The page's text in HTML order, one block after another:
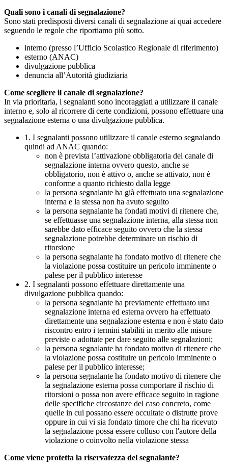
Quali sono i canali di segnalazione?
Sono stati predisposti diversi canali di segnalazione ai quai accedere
seguendo le regole che riportiamo più sotto.
interno (presso l’Ufficio Scolastico Regionale di riferimento)
esterno (ANAC)
divulgazione pubblica
denuncia all’Autorità giudiziaria
Come scegliere il canale di segnalazione?
In via prioritaria, i segnalanti sono incoraggiati a utilizzare il canale
interno e, solo al ricorrere di certe condizioni, possono effettuare una
segnalazione esterna o una divulgazione pubblica.
1. I segnalanti possono utilizzare il canale esterno segnalando
quindi ad ANAC quando:
non è prevista l’attivazione obbligatoria del canale di
segnalazione interna ovvero questo, anche se
obbligatorio, non è attivo o, anche se attivato, non è
conforme a quanto richiesto dalla legge
la persona segnalante ha già effettuato una segnalazione
interna e la stessa non ha avuto seguito
la persona segnalante ha fondati motivi di ritenere che,
se effettuasse una segnalazione interna, alla stessa non
sarebbe dato efficace seguito ovvero che la stessa
segnalazione potrebbe determinare un rischio di
ritorsione
la persona segnalante ha fondato motivo di ritenere che
la violazione possa costituire un pericolo imminente o
palese per il pubblico interesse
2. I segnalanti possono effettuare direttamente una
divulgazione pubblica quando:
la persona segnalante ha previamente effettuato una
segnalazione interna ed esterna ovvero ha effettuato
direttamente una segnalazione esterna e non è stato dato
riscontro entro i termini stabiliti in merito alle misure
previste o adottate per dare seguito alle segnalazioni;
la persona segnalante ha fondato motivo di ritenere che
la violazione possa costituire un pericolo imminente o
palese per il pubblico interesse;
la persona segnalante ha fondato motivo di ritenere che
la segnalazione esterna possa comportare il rischio di
ritorsioni o possa non avere efficace seguito in ragione
delle specifiche circostanze del caso concreto, come
quelle in cui possano essere occultate o distrutte prove
oppure in cui vi sia fondato timore che chi ha ricevuto
la segnalazione possa essere colluso con l'autore della
violazione o coinvolto nella violazione stessa
Come viene protetta la riservatezza del segnalante?